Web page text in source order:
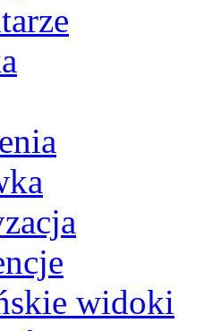
widoki